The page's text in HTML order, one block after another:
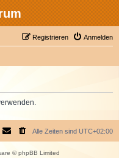
Anmelden
Registrieren
Alle Zeiten sind UTC+02:00
© phpBB Limited